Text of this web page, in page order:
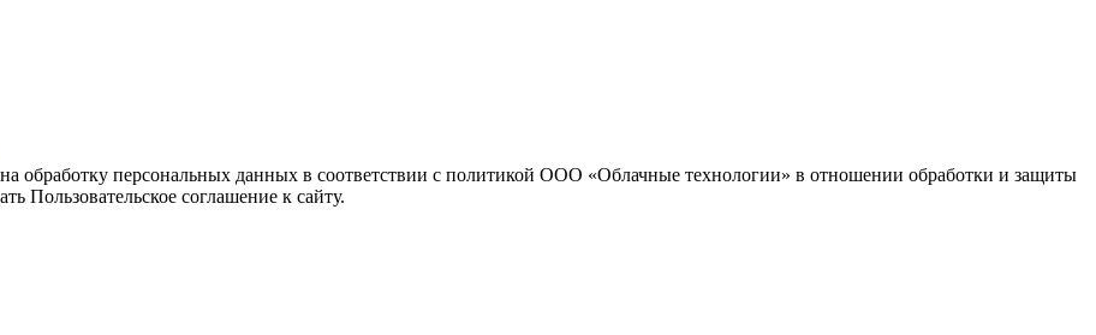
обработку персональных данных в соответствии с политикой ООО «Облачные технологии» в отношении обработки и защиты
Пользовательское соглашение к сайту.